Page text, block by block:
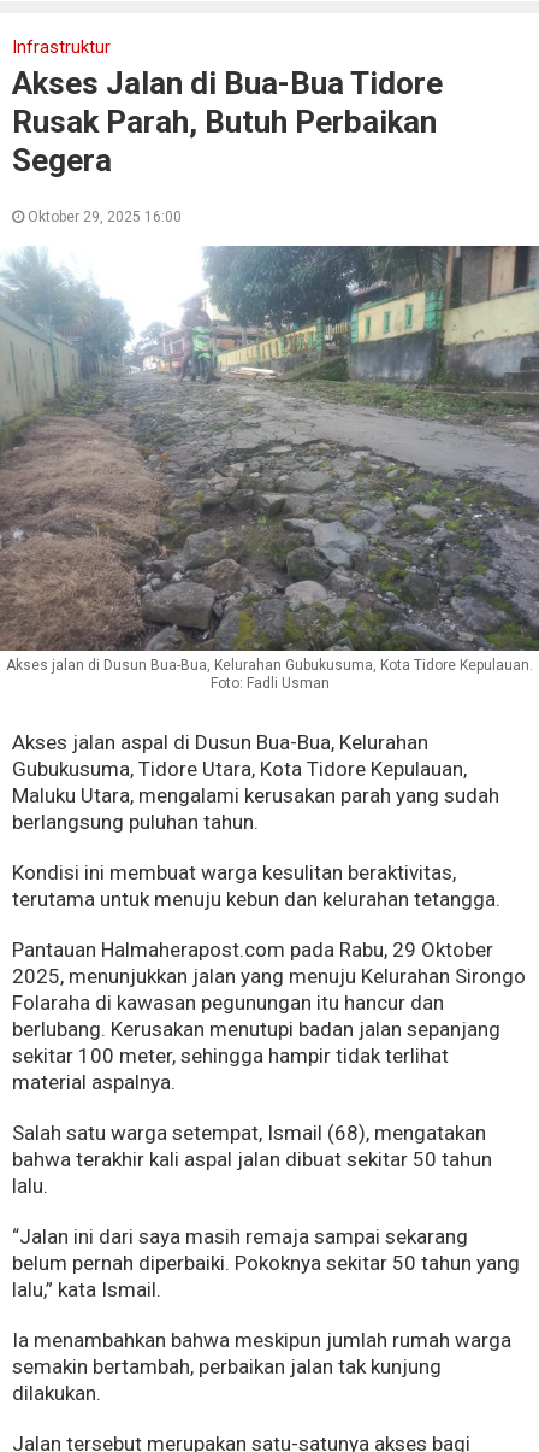
Infrastruktur
Akses Jalan di Bua-Bua Tidore
Rusak Parah, Butuh Perbaikan
Segera
Oktober 29, 2025 16:00
Akses jalan di Dusun Bua-Bua, Kelurahan Gubukusuma, Kota Tidore Kepulauan.
Foto: Fadli Usman
Akses jalan aspal di Dusun Bua-Bua, Kelurahan
Gubukusuma, Tidore Utara, Kota Tidore Kepulauan,
Maluku Utara, mengalami kerusakan parah yang sudah
berlangsung puluhan tahun.
Kondisi ini membuat warga kesulitan beraktivitas,
terutama untuk menuju kebun dan kelurahan tetangga.
Pantauan Halmaherapost.com pada Rabu, 29 Oktober
2025, menunjukkan jalan yang menuju Kelurahan Sirongo
Folaraha di kawasan pegunungan itu hancur dan
berlubang. Kerusakan menutupi badan jalan sepanjang
sekitar 100 meter, sehingga hampir tidak terlihat
material aspalnya.
Salah satu warga setempat, Ismail (68), mengatakan
bahwa terakhir kali aspal jalan dibuat sekitar 50 tahun
lalu.
“Jalan ini dari saya masih remaja sampai sekarang
belum pernah diperbaiki. Pokoknya sekitar 50 tahun yang
lalu,” kata Ismail.
Ia menambahkan bahwa meskipun jumlah rumah warga
semakin bertambah, perbaikan jalan tak kunjung
dilakukan.
Jalan tersebut merupakan satu-satunya akses bagi